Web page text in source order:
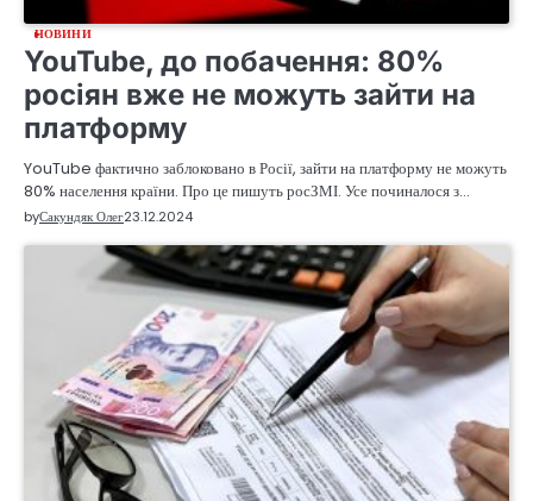
НОВИНИ
YouTube, до побачення: 80%
росіян вже не можуть зайти на
платформу
YouTube фактично заблоковано в Росії, зайти на платформу не можуть
80% населення країни. Про це пишуть росЗМІ. Усе починалося з…
byСакундяк Олег23.12.2024